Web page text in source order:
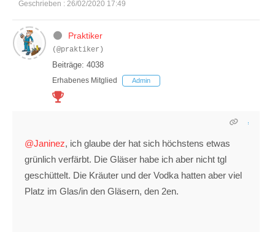
Geschrieben : 26/02/2020 17:49
Praktiker
(@praktiker)
Beiträge: 4038
Erhabenes Mitglied Admin
@Janinez, ich glaube der hat sich höchstens etwas
grünlich verfärbt. Die Gläser habe ich aber nicht tgl
geschüttelt. Die Kräuter und der Vodka hatten aber viel
Platz im Glas/in den Gläsern, den 2en.